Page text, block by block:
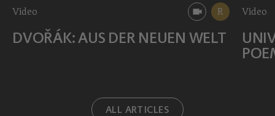
Video R
DVOŘÁK: AUS DER NEUEN WELT
Video
ALL ARTICLES